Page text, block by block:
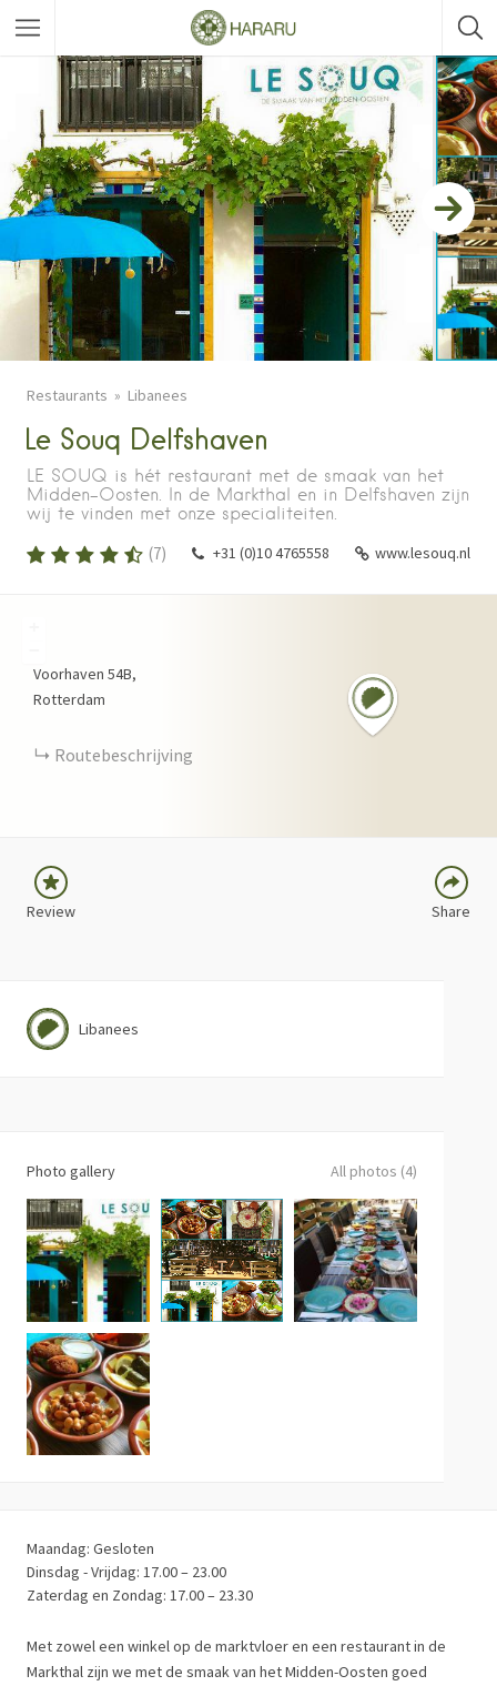
Restaurants Libanees
Le Souq Delfshaven
LE SOUQ is hét restaurant met de smaak van het
Midden-Oosten. In de Markthal en in Delfshaven zijn
wij te vinden met onze specialiteiten.
(7) +31 (0)10 4765558 www.lesouq.nl
Voorhaven 54B
Rotterdam
Routebeschrijving
Review Share
FACEBOOK
Libanees
Photo gallery All photos (4)
Maandag: Gesloten
Dinsdag - Vrijdag: 17.00 – 23.00
Zaterdag en Zondag: 17.00 – 23.30
Met zowel een winkel op de marktvloer en een restaurant in de
Markthal zijn we met de smaak van het Midden-Oosten goed